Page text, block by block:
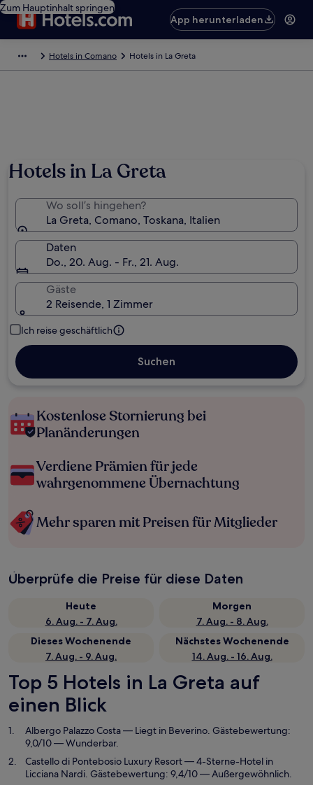
Zum Hauptinhalt springen
App herunterladen
Hotels in Comano Hotels in La Greta
Hotels in La Greta
Wo soll’s hingehen?
La Greta, Comano, Toskana, Italien
Daten
Do., 20. Aug. - Fr., 21. Aug.
Gäste
2 Reisende, 1 Zimmer
Ich reise geschäftlich
Suchen
Kostenlose Stornierung bei
Planänderungen
Verdiene Prämien für jede
wahrgenommene Übernachtung
Mehr sparen mit Preisen für Mitglieder
Überprüfe die Preise für diese Daten
Heute
6. Aug. - 7. Aug.
Morgen
7. Aug. - 8. Aug.
Dieses Wochenende
7. Aug. - 9. Aug.
Nächstes Wochenende
14. Aug. - 16. Aug.
Top 5 Hotels in La Greta auf
einen Blick
Albergo Palazzo Costa— Liegt in Beverino. Gästebewertung:
9,0/10 — Wunderbar.
Castello di Pontebosio Luxury Resort— 4-Sterne-Hotel in
Licciana Nardi. Gästebewertung: 9,4/10 — Außergewöhnlich.